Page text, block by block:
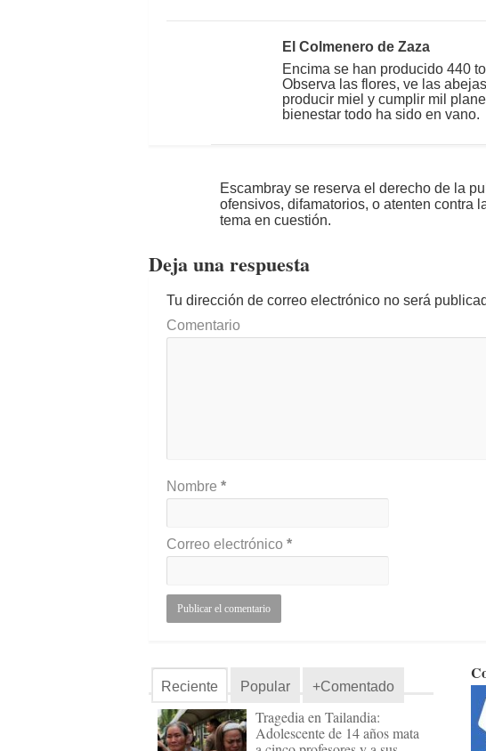
El Colmenero de Zaza
Encima se han producido 440
Observa las flores, ve las
producir miel y cumplir mil
bienestar todo ha sido en vano.
Escambray se reserva el derecho de la
ofensivos, difamatorios, o atenten contra
tema en cuestión.
Deja una respuesta
Tu dirección de correo electrónico no será
Comentario
Nombre *
Correo electrónico *
Reciente Popular +Comentado
Tragedia en Tailandia:
Adolescente de 14 años mata